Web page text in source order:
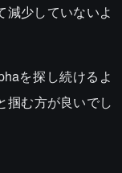
減少していないよ
を探し続けるよ
掴む方が良いでし